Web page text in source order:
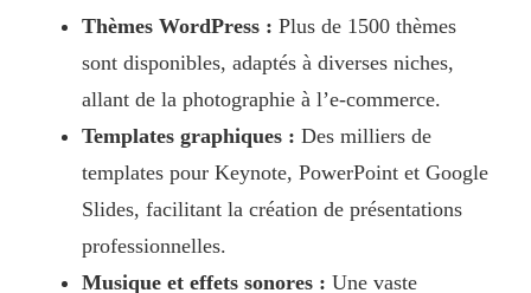
Thèmes WordPress : Plus de 1500 thèmes
sont disponibles, adaptés à diverses niches,
allant de la photographie à l’e-commerce.
Templates graphiques : Des milliers de
templates pour Keynote, PowerPoint et Google
Slides, facilitant la création de présentations
professionnelles.
Musique et effets sonores : Une vaste